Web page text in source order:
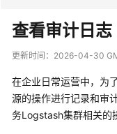
最
动
态
查看审计日志
更新时间： 2026-04-30
在企业日常运营中，为
源的操作进行记录和审
务Logstash集群相关的